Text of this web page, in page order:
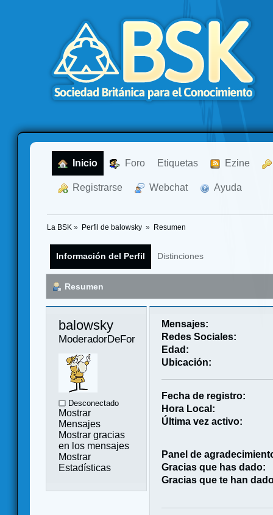
Inicio Foro Etiquetas Ezine
Registrarse Webchat Ayuda
La BSK » Perfil de balowsky » Resumen
Información del Perfil Distinciones
Resumen
balowsky
ModeradorDeForo
Desconectado
Mostrar
Mensajes
Mostrar gracias
en los mensajes
Mostrar
Estadísticas
Mensajes:
Redes Sociales:
Edad:
Ubicación:
Fecha de registro:
Hora Local:
Última vez activo:
Panel de
Gracias que has dado:
Gracias que te han